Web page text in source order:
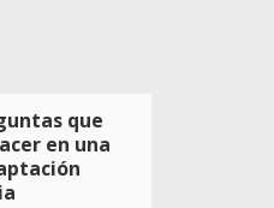
que
en una